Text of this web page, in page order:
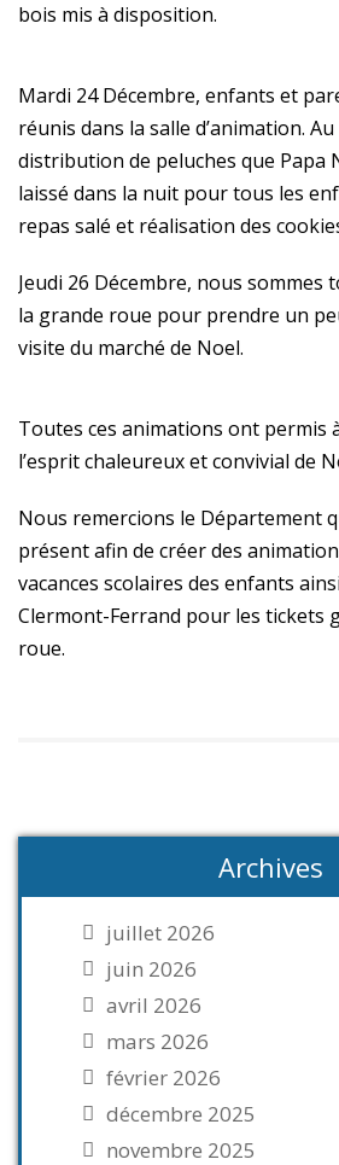
bois mis à disposition.
Mardi 24 Décembre, enfants et
réunis dans la salle d’animation.
distribution de peluches que Papa
laissé dans la nuit pour tous les
repas salé et réalisation des
Jeudi 26 Décembre, nous sommes
la grande roue pour prendre un
visite du marché de Noel.
Toutes ces animations ont permis
l’esprit chaleureux et convivial de
Nous remercions le Département
présent afin de créer des
vacances scolaires des enfants
Clermont-Ferrand pour les tickets
roue.
Archives
juillet 2026
juin 2026
avril 2026
mars 2026
février 2026
décembre 2025
novembre 2025